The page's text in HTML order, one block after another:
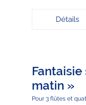
Détails
Fantaisie
matin »
Pour 3 flûtes et